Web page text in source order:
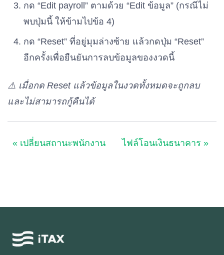
กด “Edit payroll” ตามด้วย “Edit ข้อมูล” (กรณีไม่
พบปุ่มนี้ ให้ข้ามไปข้อ 4)
กด “Reset” ที่อยู่มุมล่างซ้าย แล้วกดปุ่ม “Reset”
อีกครั้งเพื่อยืนยันการลบข้อมูลของงวดนี้
⚠️ เมื่อกด Reset แล้วข้อมูลในงวดทั้งหมดจะถูกลบ
และไม่สามารถกู้คืนได้
« เปลี่ยนสถานะพนักงาน ไฟล์โอนเงินธนาคาร »